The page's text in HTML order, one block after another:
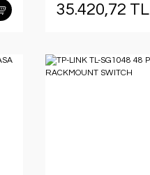
35.420,72 TL